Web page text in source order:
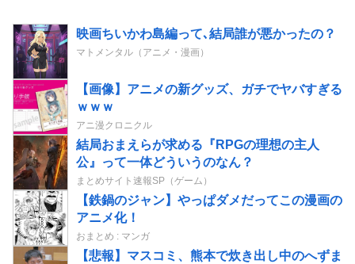
映画ちいかわ島編って､結局誰が悪かったの？
マトメンタル（アニメ・漫画）
【画像】アニメの新グッズ、ガチでヤバすぎる
ｗｗｗ
アニ漫クロニクル
結局おまえらが求める『RPGの理想の主人
公』って一体どういうのなん？
まとめサイト速報SP（ゲーム）
【鉄鍋のジャン】やっぱダメだってこの漫画の
アニメ化！
おまとめ : マンガ
【悲報】マスコミ、熊本で炊き出し中のへずま